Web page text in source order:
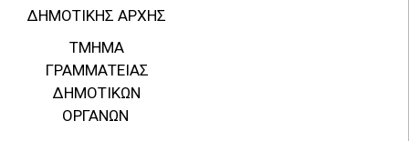
ΔΗΜΟΤΙΚΗΣ ΑΡΧΗΣ
ΤΜΗΜΑ
ΓΡΑΜΜΑΤΕΙΑΣ
ΔΗΜΟΤΙΚΩΝ
ΟΡΓΑΝΩΝ